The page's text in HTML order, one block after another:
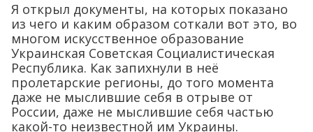
Я открыл документы, на которых показано
из чего и каким образом соткали вот это, во
многом искусственное образование
Украинская Советская Социалистическая
Республика. Как запихнули в неё
пролетарские регионы, до того момента
даже не мыслившие себя в отрыве от
России, даже не мыслившие себя частью
какой-то неизвестной им Украины.